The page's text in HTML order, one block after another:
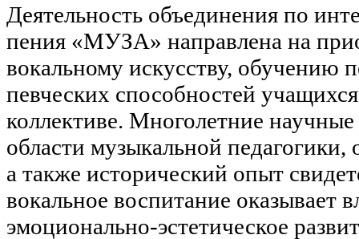
Деятельность объединения по
пения «МУЗА» направлена на
вокальному искусству, обучению
певческих способностей
коллективе. Многолетние научные
области музыкальной
а также исторический опыт
вокальное воспитание оказывает
эмоционально-эстетическое